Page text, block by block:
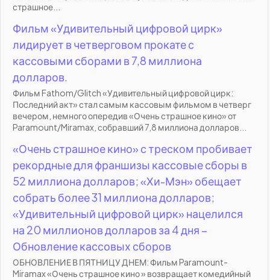
страшное...
Фильм «Удивительный цифровой цирк»
лидирует в четверговом прокате с
кассовыми сборами в 7,8 миллиона
долларов.
Фильм Fathom/Glitch «Удивительный цифровой цирк:
Последний акт» стал самым кассовым фильмом в четверг
вечером, немного опередив «Очень страшное кино» от
Paramount/Miramax, собравший 7,8 миллиона долларов...
«Очень страшное кино» с треском пробивает
рекордные для франшизы кассовые сборы в
52 миллиона долларов; «Хи-Мэн» обещает
собрать более 31 миллиона долларов;
«Удивительный цифровой цирк» нацелился
на 20 миллионов долларов за 4 дня –
Обновление кассовых сборов
ОБНОВЛЕНИЕ В ПЯТНИЦУ ДНЕМ: Фильм Paramount-
Miramax «Очень страшное кино » возвращает комедийный